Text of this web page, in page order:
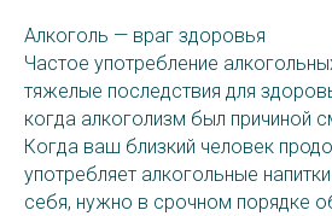
Алкоголь — враг здоровья
Частое употребление
тяжелые последствия для
когда алкоголизм был причиной
Когда ваш близкий человек
употребляет алкогольные
себя, нужно в срочном порядке